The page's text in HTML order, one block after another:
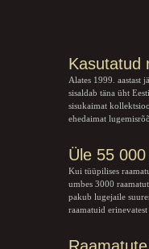
Kasutatud
Alates 1999. aastast
sisaldab täna üht
sisukaimat
ehedaimat
Üle 55
Kui tüüpilises
umbes 3000
pakub lugejaile
raamatuid